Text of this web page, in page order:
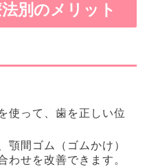
別のメリット
使って、歯を正しい位
顎間ゴム（ゴムかけ）
わせを改善できます。